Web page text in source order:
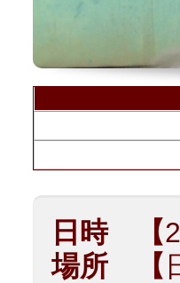
日時 【
場所 【